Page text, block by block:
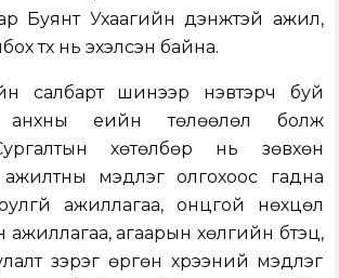
Буянт Ухаагийн дэнжтэй ажил,
түүх нь эхэлсэн байна.
салбарт шинээр нэвтэрч буй
анхны үеийн төлөөлөл болж
хөтөлбөр нь зөвхөн
ажилтны мэдлэг олгохоос гадна
ажиллагаа, онцгой нөхцөл
агаарын хөлгийн бүтэц,
зэрэг өргөн хүрээний мэдлэг